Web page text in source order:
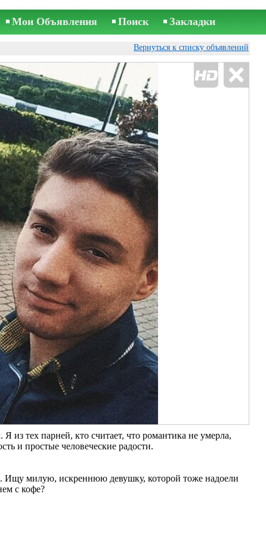
Мои Объявления Поиск Закладки
Вернуться к списку объявлений
тех парней, кто считает, что романтика не умерла,
и простые человеческие радости.
Ищу милую, искреннюю девушку, которой тоже надоели
с кофе?